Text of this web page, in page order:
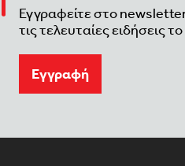
Εγγραφείτε στο
τις τελευταίες ειδήσεις
Eγγραφή